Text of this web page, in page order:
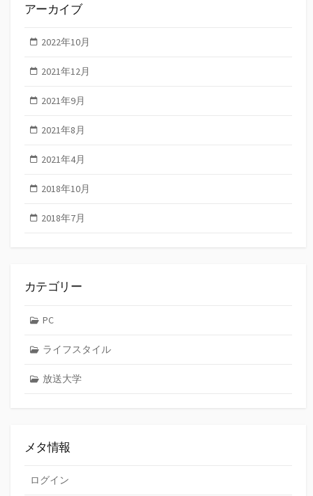
アーカイブ
2022年10月
2021年12月
2021年9月
2021年8月
2021年4月
2018年10月
2018年7月
カテゴリー
PC
ライフスタイル
放送大学
メタ情報
ログイン